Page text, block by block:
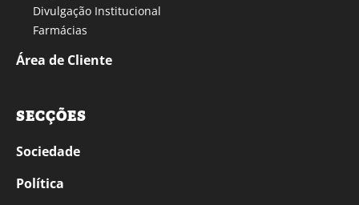
Divulgação Institucional
Farmácias
Área de Cliente
SECÇÕES
Sociedade
Política